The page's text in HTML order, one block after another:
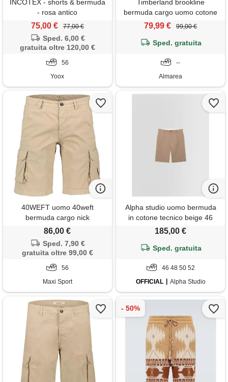
INCOTEX - shorts & bermuda
- rosa antico
75,00 € 77,00 €
Sped. 6,00 €
gratuita oltre 120,00 €
56
Yoox
Timberland brookline
bermuda cargo uomo cotone
beige saafari
79,99 € 99,00 €
Sped. gratuita
--
Almarea
40WEFT uomo 40weft
bermuda cargo nick
86,00 €
Sped. 7,90 €
gratuita oltre 99,00 €
56
Maxi Sport
Alpha studio uomo bermuda
in cotone tecnico beige 46
185,00 €
Sped. gratuita
46 48 50 52
OFFICIAL
Alpha Studio